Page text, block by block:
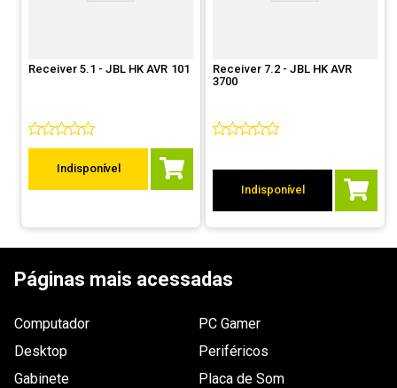
Receiver 5.1 - JBL HK AVR 101
Indisponível
Receiver 7.2 - JBL HK AVR
3700
Indisponível
Páginas mais acessadas
Computador
Desktop
Gabinete
PC Gamer
Periféricos
Placa de Som